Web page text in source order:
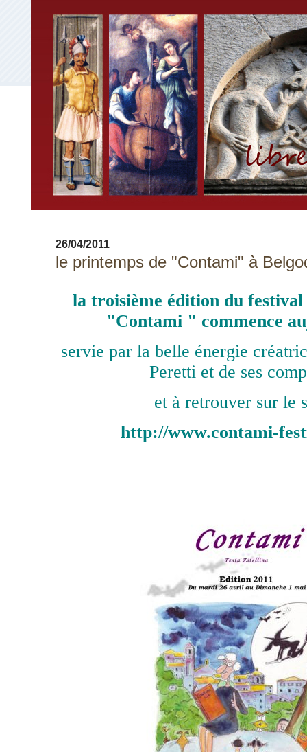
26/04/2011
le printemps de "Contami" à
la troisième édition du
"Contami " commence
servie par la belle énergie
Peretti et de ses
et à retrouver sur le
http://www.contami-